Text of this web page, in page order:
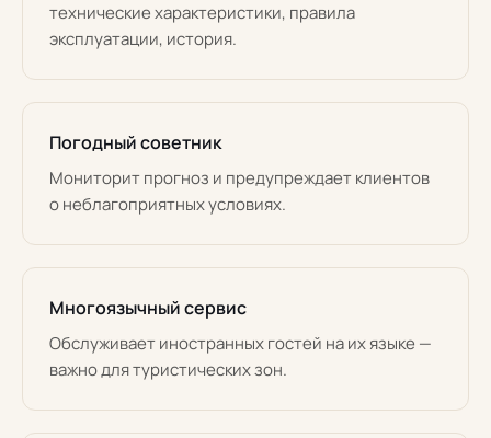
технические характеристики, правила
эксплуатации, история.
Погодный советник
Мониторит прогноз и предупреждает клиентов
о неблагоприятных условиях.
Многоязычный сервис
Обслуживает иностранных гостей на их языке —
важно для туристических зон.